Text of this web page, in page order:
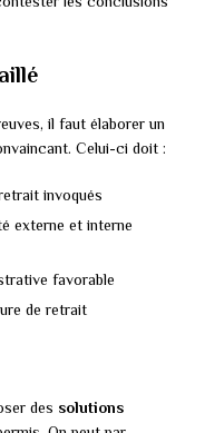
il faut élaborer un
Celui-ci doit :
invoqués
externe et interne
favorable
de retrait
des solutions